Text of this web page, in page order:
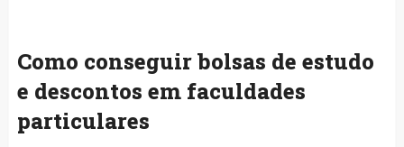
Como conseguir bolsas de estudo
e descontos em faculdades
particulares